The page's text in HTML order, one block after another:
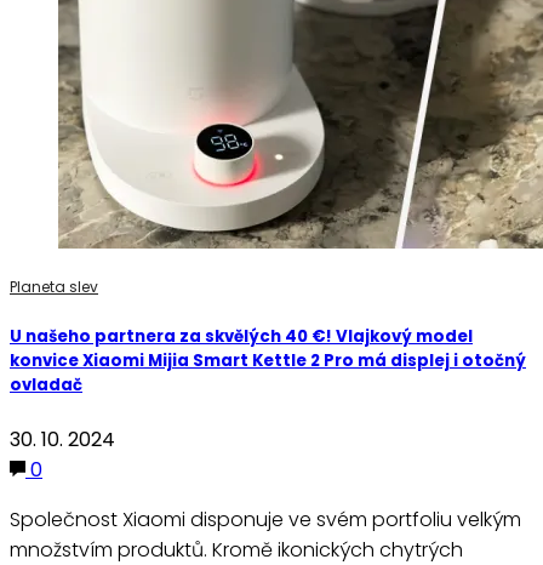
Planeta slev
U našeho partnera za skvělých 40 €! Vlajkový model
konvice Xiaomi Mijia Smart Kettle 2 Pro má displej i otočný
ovladač
30. 10. 2024
0
Společnost Xiaomi disponuje ve svém portfoliu velkým
množstvím produktů. Kromě ikonických chytrých